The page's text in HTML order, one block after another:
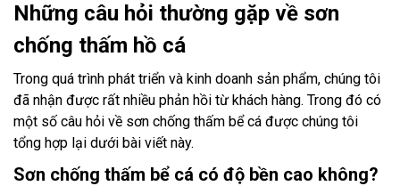
Những câu hỏi thường gặp về sơn
chống thấm hồ cá
Trong quá trình phát triển và kinh doanh sản phẩm, chúng tôi
đã nhận được rất nhiều phản hồi từ khách hàng. Trong đó có
một số câu hỏi về sơn chống thấm bể cá được chúng tôi
tổng hợp lại dưới bài viết này.
Sơn chống thấm bể cá có độ bền cao không?